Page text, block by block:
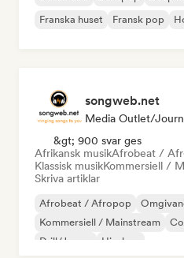
Franska huset
Fransk pop
songweb.net
Media Outlet/
&gt; 900 svar ges
Afrikansk musikAfrobeat /
Klassisk musikKommersiell /
Skriva artiklar
Afrobeat / Afropop
Kommersiell / Mainstream
Drill/Jersey
Hip-hop